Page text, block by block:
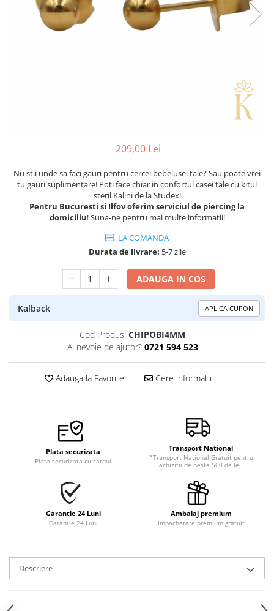
209,00 Lei
Nu stii unde sa faci gauri pentru cercei bebelusei tale? Sau poate vrei
tu gauri suplimentare! Poti face chiar in confortul casei tale cu kitul
steril Kalini de la Studex!
Pentru Bucuresti si Ilfov oferim serviciul de piercing la
domiciliu! Suna-ne pentru mai multe informatii!
LA COMANDA
Durata de livrare: 5-7 zile
ADAUGA IN COS
Kalback APLICA CUPON
Cod Produs: CHIPOBI4MM
Ai nevoie de ajutor? 0721 594 523
Adauga la Favorite Cere informatii
Plata securizata
Plata securizata cu cardul
Transport National
*Transport National Gratuit pentru
achizitii de peste 500 de lei.
Garantie 24 Luni
Garantie 24 Luni
Ambalaj premium
Impachetare premium gratuit
Descriere